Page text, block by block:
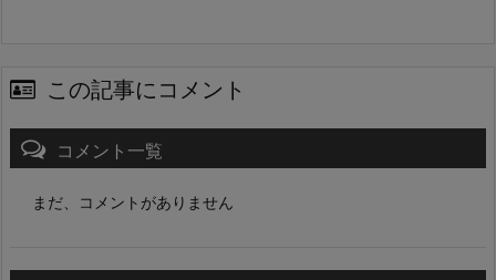
この記事にコメント
コメント一覧
まだ、コメントがありません